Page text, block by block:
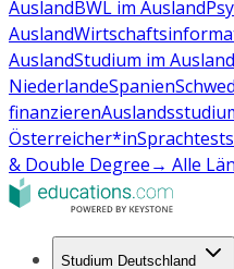
AuslandBWL im Ausland
Ausland
AuslandStudium im
NiederlandeSpanien
finanzieren
Österreicher*inSprachtests
& Double Degree→ Alle
Studium Deutschland